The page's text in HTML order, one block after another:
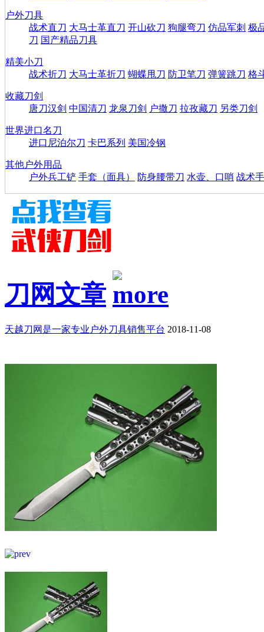
户外刀具
战术直刀 大马士革直刀 开山砍刀 狗腿弯刀 仿品军刺 极
刀 国产精品刀具
精美小刀
战术折刀 大马士革折刀 蝴蝶甩刀 防卫笔刀 弹簧跳刀 格
收藏刀剑
唐刀汉剑 中国清刀 龙泉刀剑 户撒刀 拉孜藏刀 另类刀剑
世界进口名刀
进口尼泊尔刀 卡巴系列 美国冷钢
其他户外用品
户外兵工铲 手套（面具） 防身腰带刀 水壶、口哨 战术
刀网文章
天越刀网是一家专业户外刀具销售平台 2018-11-08